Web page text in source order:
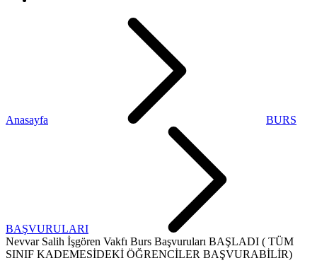
Anasayfa BURS
BAŞVURULARI
Nevvar Salih İşgören Vakfı Burs Başvuruları BAŞLADI ( TÜM
SINIF KADEMESİDEKİ ÖĞRENCİLER BAŞVURABİLİR)